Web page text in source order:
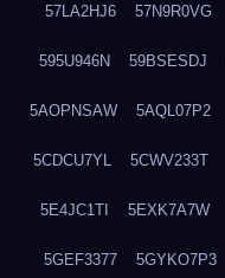
57LA2HJ6 57N9R0VG
595U946N 59BSESDJ
5AOPNSAW 5AQL07P2
5CDCU7YL 5CWV233T
5E4JC1TI 5EXK7A7W
5GEF3377 5GYKO7P3